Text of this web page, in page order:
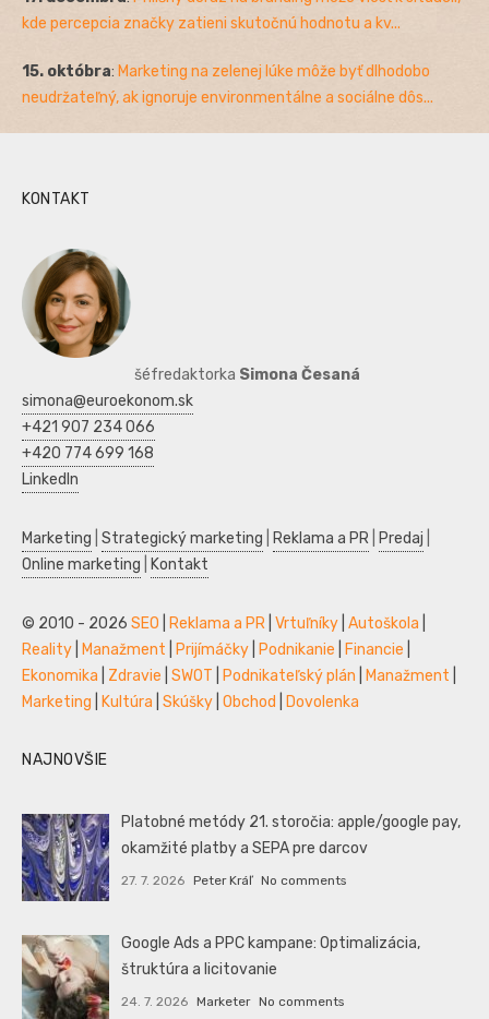
kde percepcia značky zatieni skutočnú hodnotu a kv...
15. októbra: Marketing na zelenej lúke môže byť dlhodobo
neudržateľný, ak ignoruje environmentálne a sociálne dôs...
KONTAKT
šéfredaktorka Simona Česaná
simona@euroekonom.sk
+421 907 234 066
+420 774 699 168
LinkedIn
Marketing Strategický marketing Reklama a PR Predaj
Online marketing
Kontakt
© 2010 - 2026 SEO Reklama a PR Vrtuľníky Autoškola
Reality
Manažment Prijímáčky Podnikanie Financie
Ekonomika
Zdravie SWOT Podnikateľský plán Manažment
Marketing
Kultúra Skúšky Obchod Dovolenka
NAJNOVŠIE
Platobné metódy 21. storočia: apple/google pay,
okamžité platby a SEPA pre darcov
27. 7. 2026 Peter Kráľ No comments
Google Ads a PPC kampane: Optimalizácia,
štruktúra a licitovanie
24. 7. 2026 Marketer No comments